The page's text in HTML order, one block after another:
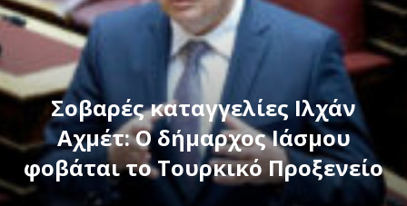
Σοβαρές καταγγελίες Ιλχάν
Αχμέτ: Ο δήμαρχος Ιάσμου
φοβάται το Τουρκικό Προξενείο